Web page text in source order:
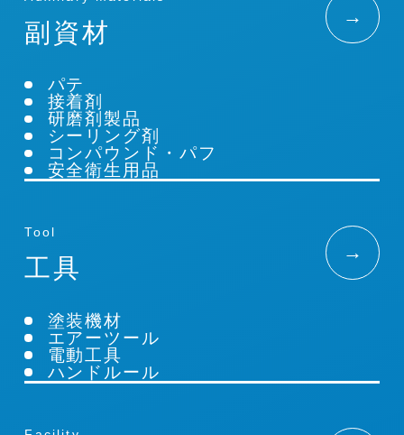
副資材
パテ
接着剤
研磨剤製品
シーリング剤
コンパウンド・パフ
安全衛生用品
→
Tool
工具
塗装機材
エアーツール
電動工具
ハンドルール
→